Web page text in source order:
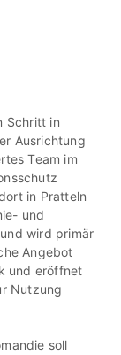
Schritt in
Ausrichtung
Team im
in Pratteln
und
wird primär
Angebot
und eröffnet
Nutzung
soll